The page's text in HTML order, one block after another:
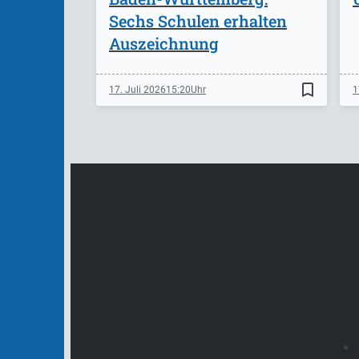
Sechs Schulen erhalten
Auszeichnung
17. Juli 202615:20 bookmark_border